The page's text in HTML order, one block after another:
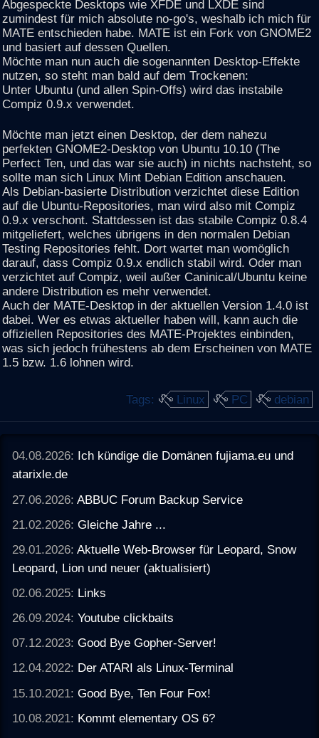
Abgespeckte Desktops wie XFDE und LXDE sind
zumindest für mich absolute no-go's, weshalb ich mich für
MATE entschieden habe. MATE ist ein Fork von GNOME2
und basiert auf dessen Quellen.
Möchte man nun auch die sogenannten Desktop-Effekte
nutzen, so steht man bald auf dem Trockenen:
Unter Ubuntu (und allen Spin-Offs) wird das instabile
Compiz 0.9.x verwendet.
Möchte man jetzt einen Desktop, der dem nahezu
perfekten GNOME2-Desktop von Ubuntu 10.10 (The
Perfect Ten, und das war sie auch) in nichts nachsteht, so
sollte man sich Linux Mint Debian Edition anschauen.
Als Debian-basierte Distribution verzichtet diese Edition
auf die Ubuntu-Repositories, man wird also mit Compiz
0.9.x verschont. Stattdessen ist das stabile Compiz 0.8.4
mitgeliefert, welches übrigens in den normalen Debian
Testing Repositories fehlt. Dort wartet man womöglich
darauf, dass Compiz 0.9.x endlich stabil wird. Oder man
verzichtet auf Compiz, weil außer Caninical/Ubuntu keine
andere Distribution es mehr verwendet.
Auch der MATE-Desktop in der aktuellen Version 1.4.0 ist
dabei. Wer es etwas aktueller haben will, kann auch die
offiziellen Repositories des MATE-Projektes einbinden,
was sich jedoch frühestens ab dem Erscheinen von MATE
1.5 bzw. 1.6 lohnen wird.
Tags: Linux PC debian
04.08.2026: Ich kündige die Domänen fujiama.eu und
atarixle.de
27.06.2026:ABBUC Forum Backup Service
21.02.2026:Gleiche Jahre ...
29.01.2026:Aktuelle Web-Browser für Leopard, Snow
Leopard, Lion und neuer (aktualisiert)
02.06.2025: Links
26.09.2024:Youtube clickbaits
07.12.2023:Good Bye Gopher-Server!
12.04.2022: Der ATARI als Linux-Terminal
15.10.2021:Good Bye, Ten Four Fox!
10.08.2021: Kommt elementary OS 6?